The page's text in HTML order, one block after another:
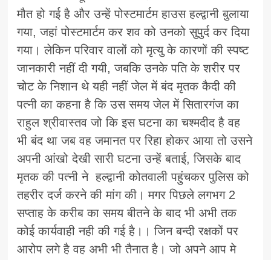
मौत हो गई है और उन्हें पोस्टमार्टम हाउस हल्द्वानी बुलाया
गया, जहां पोस्टमार्टम कर शव को उनको सुपुर्द कर दिया
गया। लेकिन परिवार वालों को मृत्यु के कारणों की स्पष्ट
जानकारी नहीं दी गयी, जबकि उनके पति के शरीर पर
चोट के निशान थे यही नहीं जेल में बंद मृतक कैदी की
पत्नी का कहना है कि उस समय जेल में सितारगंज का
राहुल श्रीवास्तव जो कि इस घटना का चश्मदीद है वह
भी बंद था जब वह जमानत पर रिहा होकर आया तो उसने
अपनी आंखो देखी सारी घटना उन्हें बताई, जिसके बाद
मृतक की पत्नी ने हल्द्वानी कोतवाली पहुंचकर पुलिस को
तहरीर दर्ज करने की मांग की। मगर पिछले लगभग 2
सप्ताह के करीब का समय बीतने के बाद भी अभी तक
कोई कार्यवाही नही की गई है।। जिन बन्दी रक्षकों पर
आरोप लगे है वह अभी भी तैनात है। जो अपने आप मे